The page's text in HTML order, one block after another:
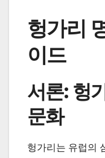
헝가리
이드
서론: 헝
문화
헝가리는 유럽의